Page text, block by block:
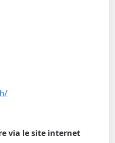
via le site internet